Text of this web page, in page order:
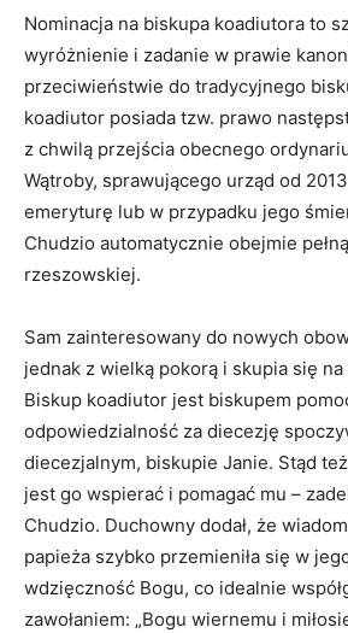
Nominacja na biskupa koadiutora to
wyróżnienie i zadanie w prawie
przeciwieństwie do tradycyjnego
koadiutor posiada tzw. prawo
z chwilą przejścia obecnego
Wątroby, sprawującego urząd od
emeryturę lub w przypadku jego
Chudzio automatycznie obejmie
rzeszowskiej.
Sam zainteresowany do nowych
jednak z wielką pokorą i skupia się
Biskup koadiutor jest biskupem
odpowiedzialność za diecezję
diecezjalnym, biskupie Janie. Stąd
jest go wspierać i pomagać mu –
Chudzio. Duchowny dodał, że
papieża szybko przemieniła się w
wdzięczność Bogu, co idealnie
zawołaniem: „Bogu wiernemu i